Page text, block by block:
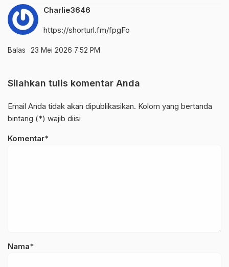
Charlie3646
https://shorturl.fm/fpgFo
Balas 23 Mei 2026 7:52 PM
Silahkan tulis komentar Anda
Email Anda tidak akan dipublikasikan. Kolom yang bertanda
bintang (*) wajib diisi
Komentar*
Nama*